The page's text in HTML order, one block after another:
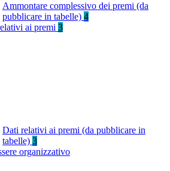
Ammontare complessivo dei premi (da
pubblicare in tabelle) 4
ai premi 3
Dati relativi ai premi (da pubblicare in
tabelle) 3
organizzativo